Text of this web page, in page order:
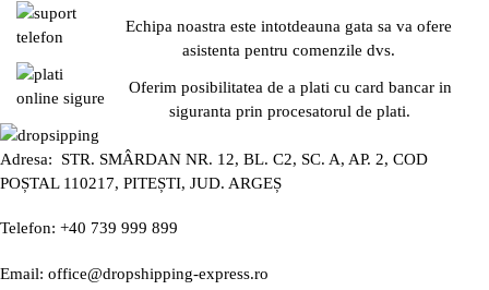
Echipa noastra este intotdeauna gata sa va ofere
asistenta pentru comenzile dvs.
Oferim posibilitatea de a plati cu card bancar in
siguranta prin procesatorul de plati.
Adresa: STR. SMÂRDAN NR. 12, BL. C2, SC. A, AP. 2, COD
POȘTAL 110217, PITEȘTI, JUD. ARGEȘ
Telefon: +40 739 999 899
Email: office@dropshipping-express.ro